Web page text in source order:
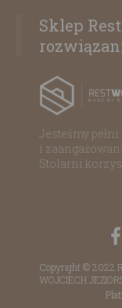
Sklep
Jesteśmy
i
Stolarni
Copyright © 2022
WOJCIECH